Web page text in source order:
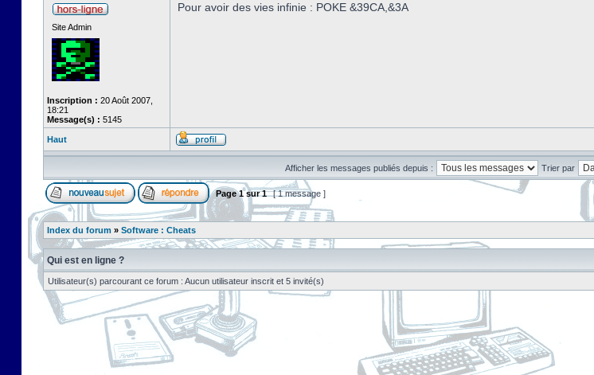
Site Admin
Inscription : 20 Août 2007,
18:21
Message(s) : 5145
Pour avoir des vies infinie : POKE &39CA,&3A
Haut
Afficher les messages publiés depuis : Trier par
Page1sur1 [ 1 message ]
Index du forum » Software : Cheats
Qui est en ligne ?
Utilisateur(s) parcourant ce forum : Aucun utilisateur inscrit et 5 invité(s)